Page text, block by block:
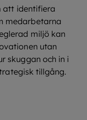
att identifiera
medarbetarna
miljö kan
utan
skuggan och in i
tillgång.